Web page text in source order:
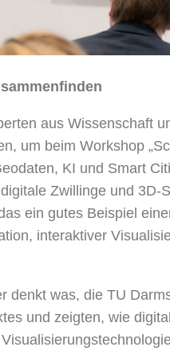
aus Wissenschaft
um beim Workshop
KI und Smart
Zwillinge und 3D-
ein gutes Beispiel
interaktiver
denkt was, die TU
und zeigten, wie